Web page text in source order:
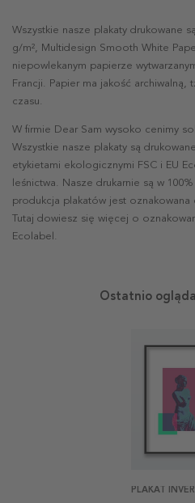
Wszystkie nasze plakaty drukowane
g/m², Multidesign Smooth White
niepowlekanym papierze
Francji. Papier ma jakość archiwalną,
czasu.
W firmie Dear Sam wysoko cenimy
Wszystkie nasze plakaty są
etykietami ekologicznymi FSC i EU
leśnictwa. Nasze drukarnie są w
produkcja plakatów jest
Tutaj dowiesz się więcej o
Ecolabel.
Ostatnio